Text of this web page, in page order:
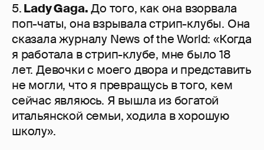
5.Lady Gaga.До того, как она взорвала
поп-чаты, она взрывала стрип-клубы. Она
сказала журналу News of the World: «Когда
я работала в стрип-клубе, мне было 18
лет. Девочки с моего двора и представить
не могли, что я превращусь в того, кем
сейчас являюсь. Я вышла из богатой
итальянской семьи, ходила в хорошую
школу».